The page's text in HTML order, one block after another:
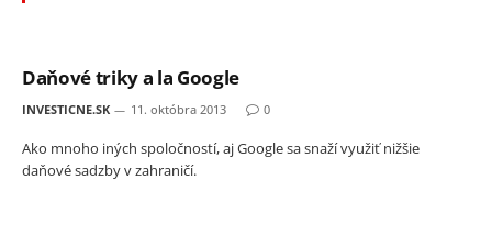
Daňové triky a la Google
INVESTICNE.SK 11. októbra 2013 0
Ako mnoho iných spoločností, aj Google sa snaží využiť nižšie
daňové sadzby v zahraničí.